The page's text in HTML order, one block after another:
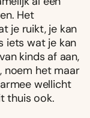
Het
je ruikt, je kan
iets wat je kan
kinds af aan,
noem het maar
wellicht
thuis ook.